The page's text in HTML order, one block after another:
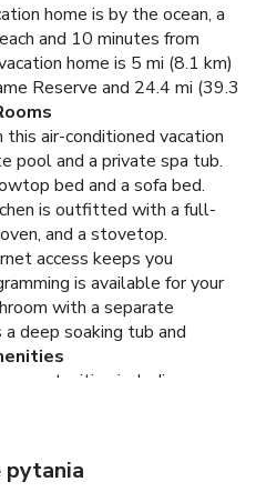
home is by the ocean, a
and 10 minutes from
home is 5 mi (8.1 km)
Reserve and 24.4 mi (39.3
air-conditioned vacation
pool and a private spa tub.
bed and a sofa bed.
is outfitted with a full-
and a stovetop.
access keeps you
is available for your
with a separate
deep soaking tub and
including an
facilities, a safe deposit
pytania